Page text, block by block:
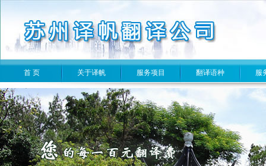
首 页 关于译帆 服务项目 翻译语种 服